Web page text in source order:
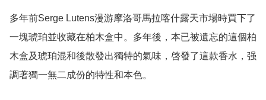
多年前Serge Lutens漫游摩洛哥馬拉喀什露天市場時買下了
一塊琥珀並收藏在柏木盒中。多年後，本已被遺忘的這個柏
木盒及琥珀混和後散發出獨特的氣味，啓發了這款香水，强
調著獨一無二成份的特性和本色。